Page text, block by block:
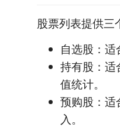
股票列表提供三
自选股：
持有股：适
值统计。
预购股：适
入。